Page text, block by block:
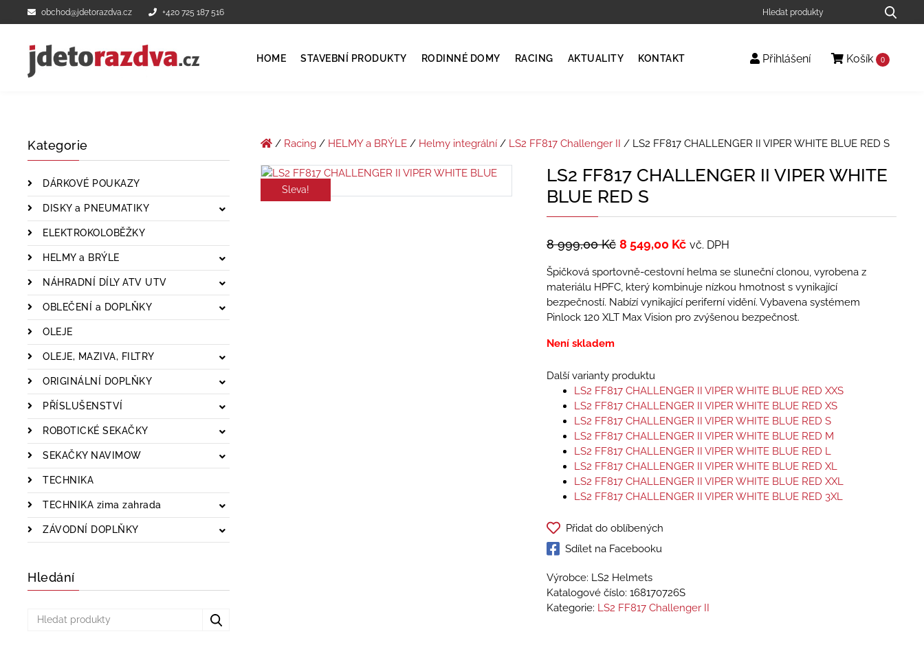
obchod@jdetorazdva.cz +420 725 187 516
HOME STAVEBNÍ PRODUKTY RODINNÉ DOMY RACING AKTUALITY KONTAKT Přihlášení Košík 0
Kategorie
DÁRKOVÉ POUKAZY
DISKY a PNEUMATIKY
ELEKTROKOLOBĚŽKY
HELMY a BRÝLE
NÁHRADNÍ DÍLY ATV UTV
OBLEČENÍ a DOPLŇKY
OLEJE
OLEJE, MAZIVA, FILTRY
ORIGINÁLNÍ DOPLŇKY
PŘÍSLUŠENSTVÍ
ROBOTICKÉ SEKAČKY
SEKAČKY NAVIMOW
TECHNIKA
TECHNIKA zima zahrada
ZÁVODNÍ DOPLŇKY
Hledání
/ Racing/ HELMY a BRÝLE/ Helmy integrální/ LS2 FF817 Challenger II / LS2 FF817 CHALLENGER II VIPER WHITE BLUE RED S
Sleva!
LS2 FF817 CHALLENGER II VIPER WHITE
BLUE RED S
8 999,00Kč 8 549,00 Kč vč. DPH
Špičková sportovně-cestovní helma se sluneční clonou, vyrobena z
materiálu HPFC, který kombinuje nízkou hmotnost s vynikající
bezpečností. Nabízí vynikající periferní vidění. Vybavena systémem
Pinlock 120 XLT Max Vision pro zvýšenou bezpečnost.
Není skladem
Další varianty produktu
LS2 FF817 CHALLENGER II VIPER WHITE BLUE RED XXS
LS2 FF817 CHALLENGER II VIPER WHITE BLUE RED XS
LS2 FF817 CHALLENGER II VIPER WHITE BLUE RED S
LS2 FF817 CHALLENGER II VIPER WHITE BLUE RED M
LS2 FF817 CHALLENGER II VIPER WHITE BLUE RED L
LS2 FF817 CHALLENGER II VIPER WHITE BLUE RED XL
LS2 FF817 CHALLENGER II VIPER WHITE BLUE RED XXL
LS2 FF817 CHALLENGER II VIPER WHITE BLUE RED 3XL
Přidat do oblíbených
Sdílet na Facebooku
Výrobce: LS2 Helmets
Katalogové číslo: 168170726S
Kategorie: LS2 FF817 Challenger II